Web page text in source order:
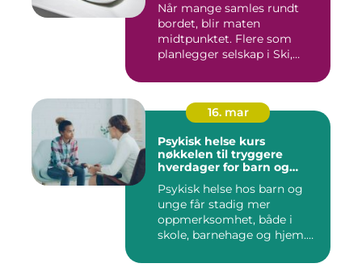
Når mange samles rundt
bordet, blir maten
midtpunktet. Flere som
planlegger selskap i Ski,
16. mar
Psykisk helse kurs
nøkkelen til tryggere
hverdager for barn og
Psykisk helse hos barn og
unge får stadig mer
oppmerksomhet, både i
skole, barnehage og hjem.